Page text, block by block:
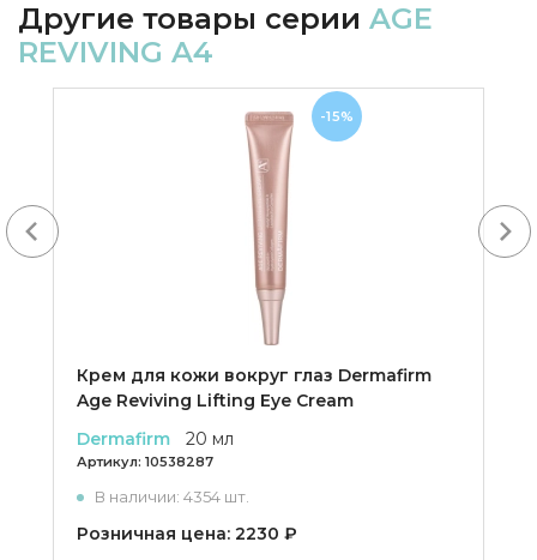
Другие товары серии AGE
REVIVING A4
Крем для кожи вокруг глаз Dermafirm
Age Reviving Lifting Eye Cream
Dermafirm
20 мл
Артикул: 10538287
В наличии: 4354 шт.
Розничная цена: 2230 ₽
-15%